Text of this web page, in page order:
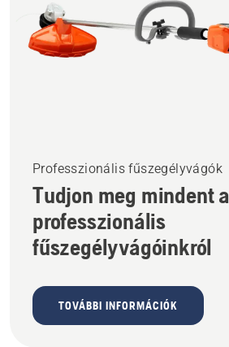
Professzionális fűszegélyvágók
Tudjon meg mindent a
professzionális
fűszegélyvágóinkról
TOVÁBBI INFORMÁCIÓK